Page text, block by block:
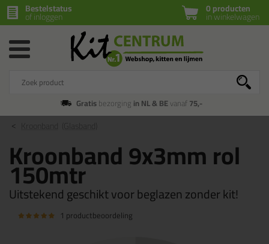
0 producten
in winkelwagen
Bestelstatus
of inloggen
Gratisbezorging in NL & BEvanaf75,-
Kroonband 9x3mm rol
150mtr
Uitstekend geschikt voor beglazen zonder kit!
1 productbeoordeling